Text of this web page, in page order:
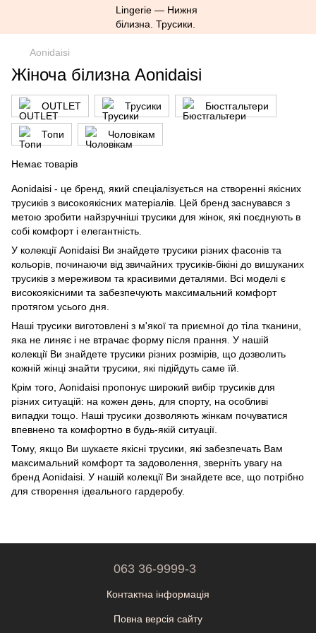
Aonidaisi
Жіноча білизна Aonidaisi
OUTLET Трусики Бюстгальтери
Топи Чоловікам
Немає товарів
Aonidaisi - це бренд, який спеціалізується на створенні якісних
трусиків з високоякісних матеріалів. Цей бренд заснувався з
метою зробити найзручніші трусики для жінок, які поєднують в
собі комфорт і елегантність.
У колекції Aonidaisi Ви знайдете трусики різних фасонів та
кольорів, починаючи від звичайних трусиків-бікіні до вишуканих
трусиків з мереживом та красивими деталями. Всі моделі є
високоякісними та забезпечують максимальний комфорт
протягом усього дня.
Наші трусики виготовлені з м'якої та приємної до тіла тканини,
яка не линяє і не втрачає форму після прання. У нашій
колекції Ви знайдете трусики різних розмірів, що дозволить
кожній жінці знайти трусики, які підійдуть саме їй.
Крім того, Aonidaisi пропонує широкий вибір трусиків для
різних ситуацій: на кожен день, для спорту, на особливі
випадки тощо. Наші трусики дозволяють жінкам почуватися
впевнено та комфортно в будь-якій ситуації.
Тому, якщо Ви шукаєте якісні трусики, які забезпечать Вам
максимальний комфорт та задоволення, зверніть увагу на
бренд Aonidaisi. У нашій колекції Ви знайдете все, що потрібно
для створення ідеального гардеробу.
063 36-9999-3
Контактна інформація
Повна версія сайту